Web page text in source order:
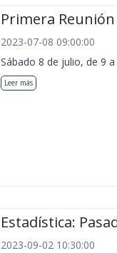
Primera
2023-07-08 09:00:00
Sábado 8 de julio, de 9
Leer más
Estadística:
2023-09-02 10:30:00